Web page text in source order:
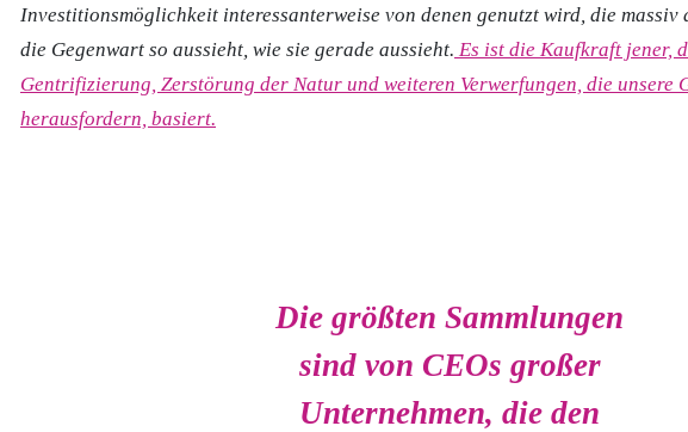
Investitionsmöglichkeit interessanterweise von denen genutzt wird, die massiv
die Gegenwart so aussieht, wie sie gerade aussieht. Es ist die Kaufkraft jener,
Gentrifizierung, Zerstörung der Natur und weiteren Verwerfungen, die unsere
herausfordern, basiert.
Die größten Sammlungen
sind von CEOs großer
Unternehmen, die den